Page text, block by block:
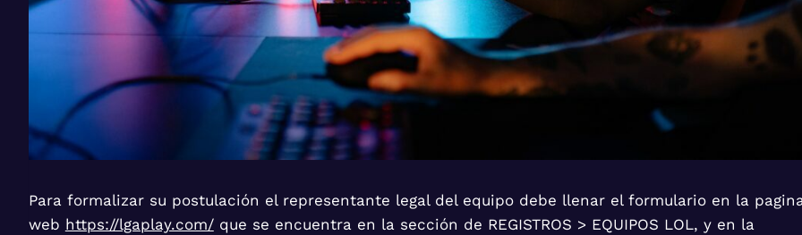
Para formalizar su postulación el representante legal del equipo debe llenar el formulario en la
web https://lgaplay.com/que se encuentra en la sección de REGISTROS > EQUIPOS LOL, y en la